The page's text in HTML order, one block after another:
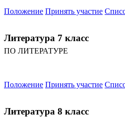
Положение Принять участие
Литература 7 класс
ПО ЛИТЕРАТУРЕ
Положение Принять участие
Литература 8 класс